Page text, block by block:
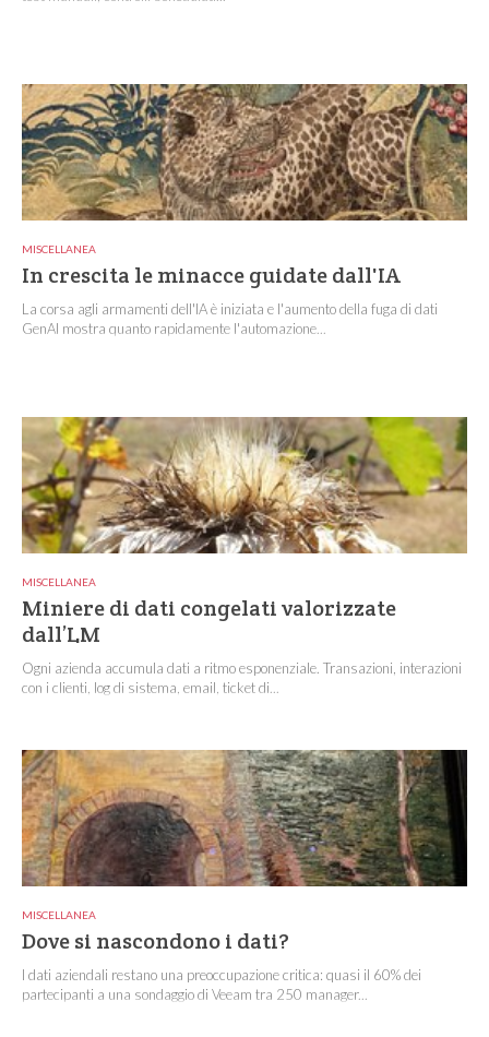
MISCELLANEA
In crescita le minacce guidate dall'IA
La corsa agli armamenti dell'IA è iniziata e l'aumento della fuga di dati
GenAI mostra quanto rapidamente l'automazione...
MISCELLANEA
Miniere di dati congelati valorizzate
dall’LM
Ogni azienda accumula dati a ritmo esponenziale. Transazioni, interazioni
con i clienti, log di sistema, email, ticket di...
MISCELLANEA
Dove si nascondono i dati?
I dati aziendali restano una preoccupazione critica: quasi il 60% dei
partecipanti a una sondaggio di Veeam tra 250 manager...